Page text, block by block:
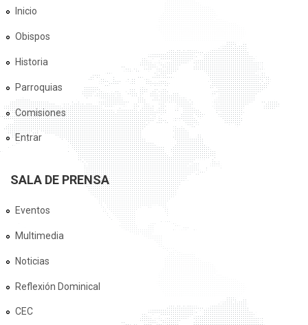
Inicio
Obispos
Historia
Parroquias
Comisiones
Entrar
SALA DE PRENSA
Eventos
Multimedia
Noticias
Reflexión Dominical
CEC